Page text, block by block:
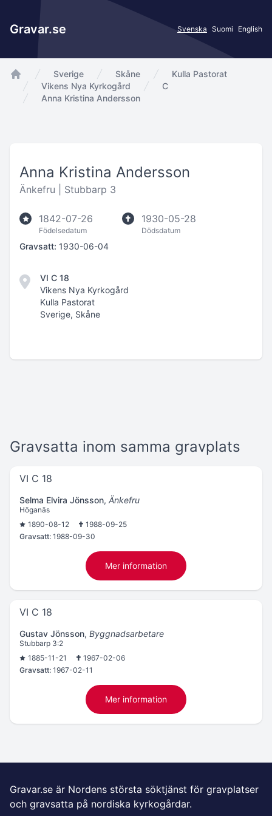
Gravar.se Svenska Suomi English
app.Start
Sverige Skåne
Kulla Pastorat
Vikens Nya Kyrkogård
C
Anna Kristina Andersson
Anna Kristina Andersson
Änkefru | Stubbarp 3
1842-07-26
Födelsedatum
1930-05-28
Dödsdatum
Gravsatt: 1930-06-04
VI C 18
Vikens Nya Kyrkogård
Kulla Pastorat
Sverige, Skåne
Gravsatta inom samma gravplats
VI C 18
Selma Elvira Jönsson, Änkefru
Höganäs
1890-08-12
1988-09-25
Gravsatt: 1988-09-30
Mer information
VI C 18
Gustav Jönsson, Byggnadsarbetare
Stubbarp 3:2
1885-11-21
1967-02-06
Gravsatt: 1967-02-11
Mer information
Gravar.se är Nordens största söktjänst för gravplatser
och gravsatta på nordiska kyrkogårdar.